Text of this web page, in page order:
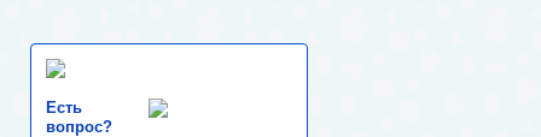
Есть
вопрос?